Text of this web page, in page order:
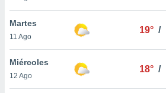
cookies
aceptar
Martes
11 Ago
19° /
Miércoles
12 Ago
18° /